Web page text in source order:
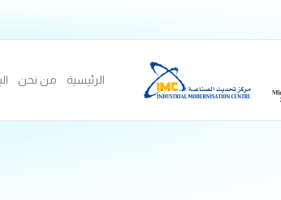
الرئيسية من نحن